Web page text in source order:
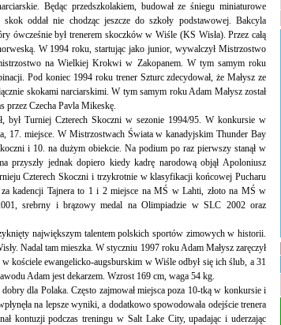
Będąc przedszkolakiem, budował ze śniegu miniaturowe
oddał nie chodząc jeszcze do szkoły podstawowej. Bakcyla
ówcześnie był trenerem skoczków w Wiśle (KS Wisła). Przez całą
W 1994 roku, startując jako junior, wywalczył Mistrzostwo
na Wielkiej Krokwi w Zakopanem. W tym samym roku
Pod koniec 1994 roku trener Szturc zdecydował, że Małysz ze
skokami narciarskimi. W tym samym roku Adam Małysz został
przez Czecha Pavla Mikeskę.
był Turniej Czterech Skoczni w sezonie 1994/95. W konkursie w
17. miejsce. W Mistrzostwach Świata w kanadyjskim Thunder Bay
i 10. na dużym obiekcie. Na podium po raz pierwszy stanął w
przyszły jednak dopiero kiedy kadrę narodową objął Apoloniusz
Czterech Skoczni i trzykrotnie w klasyfikacji końcowej Pucharu
kadencji Tajnera to 1 i 2 miejsce na MŚ w Lahti, złoto na MŚ w
srebrny i brązowy medal na Olimpiadzie w SLC 2002 oraz
największym talentem polskich sportów zimowych w historii.
Nadal tam mieszka. W styczniu 1997 roku Adam Małysz zaręczył
kościele ewangelicko-augsburskim w Wiśle odbył się ich ślub, a 31
Adam jest dekarzem. Wzrost 169 cm, waga 54 kg.
dla Polaka. Często zajmował miejsca poza 10-tką w konkursie i
na lepsze wyniki, a dodatkowo spowodowała odejście trenera
kontuzji podczas treningu w Salt Lake City, upadając i uderzając